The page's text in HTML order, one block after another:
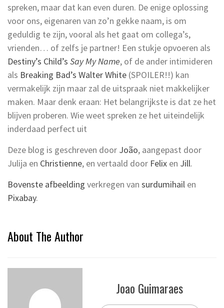
spreken, maar dat kan even duren. De enige oplossing
voor ons, eigenaren van zo’n gekke naam, is om
geduldig te zijn, vooral als het gaat om collega’s,
vrienden… of zelfs je partner! Een stukje opvoeren als
Destiny’s Child’s Say My Name, of de ander intimideren
als Breaking Bad’s Walter White (SPOILER!!) kan
vermakelijk zijn maar zal de uitspraak niet makkelijker
maken. Maar denk eraan: Het belangrijkste is dat ze het
blijven proberen. Wie weet spreken ze het uiteindelijk
inderdaad perfect uit
Deze blog is geschreven door João, aangepast door
Julija en Christienne, en vertaald door Felix en Jill.
Bovenste afbeelding verkregen van surdumihail en
Pixabay.
About The Author
Joao Guimaraes